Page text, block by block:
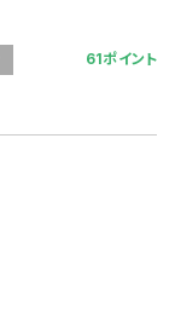
61ポイント